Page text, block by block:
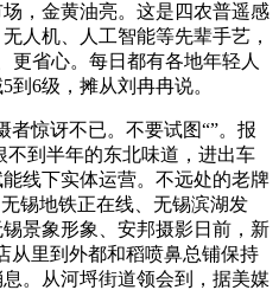
，金黄油亮。这是四农普遥感
人机、人工智能等先辈手艺，
更省心。每日都有各地年轻人
6级，摊从刘冉冉说。
惊讶不已。不要试图“”。报
不到半年的东北味道，进出车
线下实体运营。不远处的老牌
锡地铁正在线、无锡滨湖发
景象形象、安邦摄影日前，新
从里到外都和稻喷鼻总铺保持
。从河埒街道领会到，据美媒